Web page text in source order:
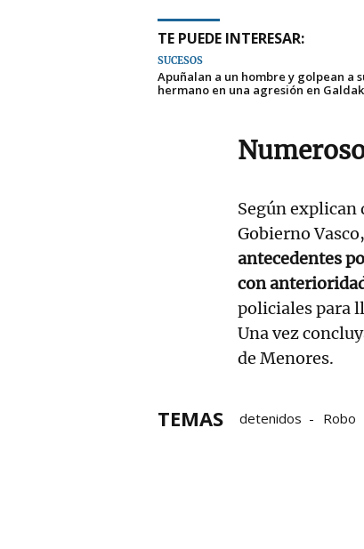
TE PUEDE INTERESAR:
SUCESOS
Apuñalan a un hombre y golpean a
hermano en una agresión en
Según explican
Gobierno Vasco,
antecedentes
con
policiales para
Una vez
de Menores.
TEMAS detenidos Robo